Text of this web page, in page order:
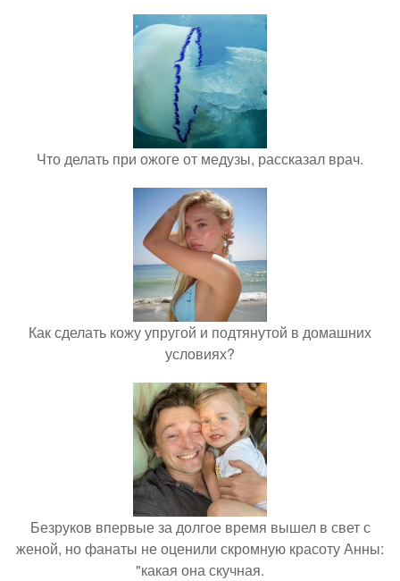
Что делать при ожоге от медузы, рассказал врач.
Как сделать кожу упругой и подтянутой в домашних
условиях?
Безруков впервые за долгое время вышел в свет с
женой, но фанаты не оценили скромную красоту Анны:
"какая она скучная.